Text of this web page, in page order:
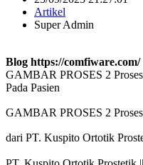
Artikel
Super Admin
Blog https://comfiware.com/
GAMBAR PROSES 2
Pada Pasien
GAMBAR PROSES 2 Proses
dari PT. Kuspito Ortotik